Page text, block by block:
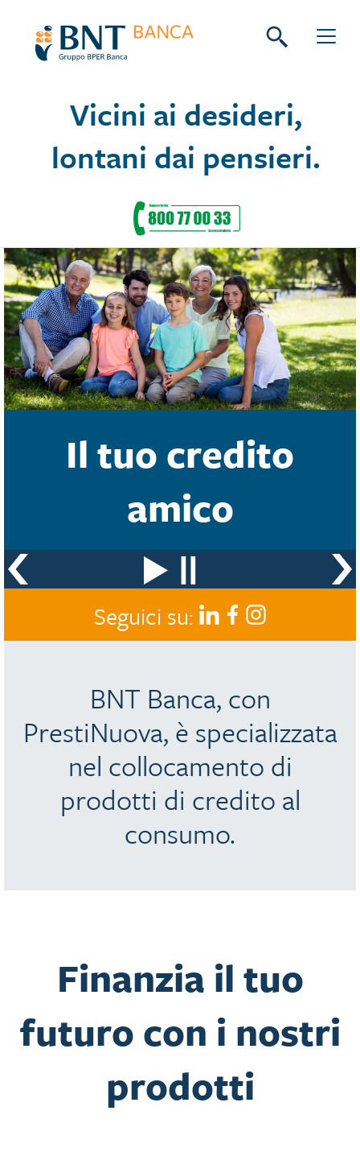
Vicini ai desideri,
lontani dai pensieri.
Il tuo credito
amico
Seguici su:
BNT Banca, con
PrestiNuova, è specializzata
nel collocamento di
prodotti di credito al
consumo.
Finanzia il tuo
futuro con i nostri
prodotti